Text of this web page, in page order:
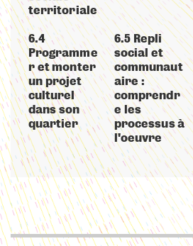
territoriale
6.4
Programme
r et monter
un projet
culturel
dans son
quartier
6.5 Repli
social et
communaut
aire :
comprendr
e les
processus à
l'oeuvre